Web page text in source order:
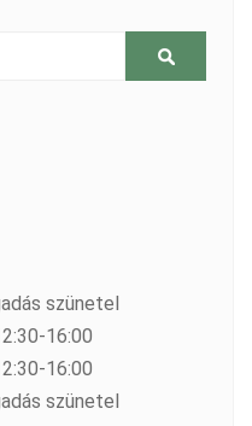
szünetel
16:00
16:00
szünetel